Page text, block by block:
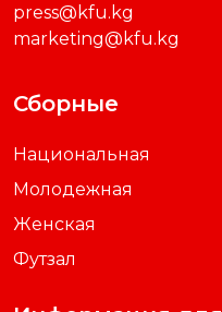
press@kfu.kg
marketing@kfu.kg
Сборные
Национальная
Молодежная
Женская
Футзал